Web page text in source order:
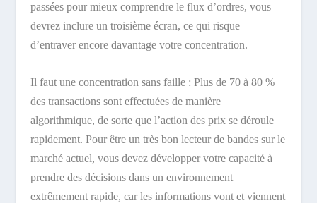
passées pour mieux comprendre le flux d’ordres, vous
devrez inclure un troisième écran, ce qui risque
d’entraver encore davantage votre concentration.
Il faut une concentration sans faille : Plus de 70 à 80 %
des transactions sont effectuées de manière
algorithmique, de sorte que l’action des prix se déroule
rapidement. Pour être un très bon lecteur de bandes sur le
marché actuel, vous devez développer votre capacité à
prendre des décisions dans un environnement
extrêmement rapide, car les informations vont et viennent